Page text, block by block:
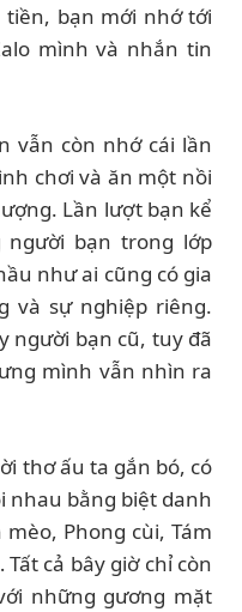
bạn mới nhớ tới
mình và nhắn tin
vẫn còn nhớ cái lần
chơi và ăn một nồi
Lần lượt bạn kể
bạn trong lớp
như ai cũng có gia
và sự nghiệp riêng.
người bạn cũ, tuy đã
mình vẫn nhìn ra
thơ ấu ta gắn bó, có
nhau bằng biệt danh
Phong cùi, Tám
cả bây giờ chỉ còn
những gương mặt